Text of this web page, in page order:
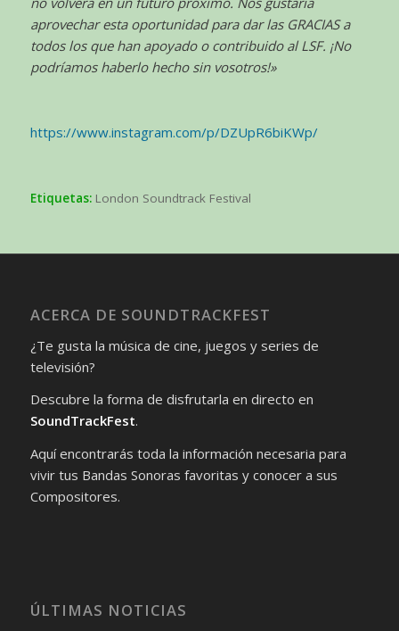
aprovechar esta oportunidad para dar las GRACIAS a
todos los que han apoyado o contribuido al LSF. ¡No
podríamos haberlo hecho sin vosotros!»
https://www.instagram.com/p/DZUpR6biKWp/
Etiquetas: London Soundtrack Festival
ACERCA DE SOUNDTRACKFEST
¿Te gusta la música de cine, juegos y series de
televisión?
Descubre la forma de disfrutarla en directo en
SoundTrackFest.
Aquí encontrarás toda la información necesaria para
vivir tus Bandas Sonoras favoritas y conocer a sus
Compositores.
ÚLTIMAS NOTICIAS